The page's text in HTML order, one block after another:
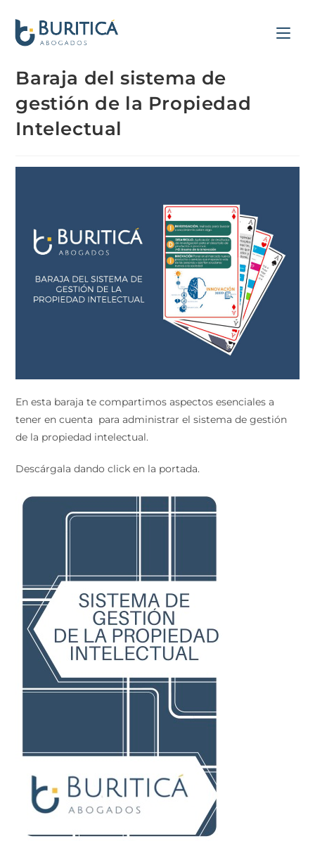
Baraja del sistema de
gestión de la Propiedad
Intelectual
En esta baraja te compartimos aspectos esenciales a
tener en cuenta para administrar el sistema de gestión
de la propiedad intelectual.
Descárgala dando click en la portada.